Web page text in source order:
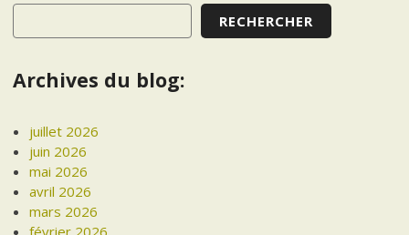
RECHERCHER
Archives du blog:
juillet 2026
juin 2026
mai 2026
avril 2026
mars 2026
février 2026